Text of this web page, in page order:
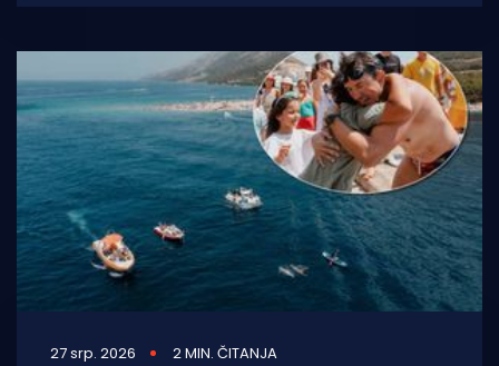
27 srp. 2026 2 MIN. ČITANJA